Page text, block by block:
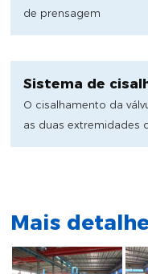
de prensagem
Sistema de
O cisalhamento da
as duas extremidades
Mais